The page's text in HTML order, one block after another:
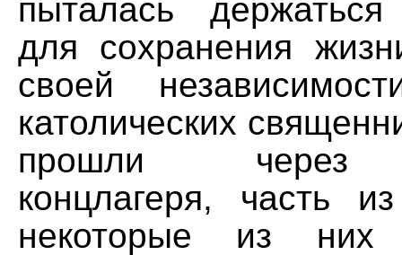
пыталась держаться
для сохранения
своей
католических
прошли через
концлагеря, часть
некоторые из них